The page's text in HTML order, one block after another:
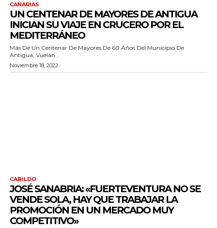
CANARIAS
UN CENTENAR DE MAYORES DE ANTIGUA
INICIAN SU VIAJE EN CRUCERO POR EL
MEDITERRÁNEO
Más De Un Centenar De Mayores De 60 Años Del Municipio De
Antigua, Vuelan...
Noviembre 18, 2022
CABILDO
JOSÉ SANABRIA: «FUERTEVENTURA NO SE
VENDE SOLA, HAY QUE TRABAJAR LA
PROMOCIÓN EN UN MERCADO MUY
COMPETITIVO»